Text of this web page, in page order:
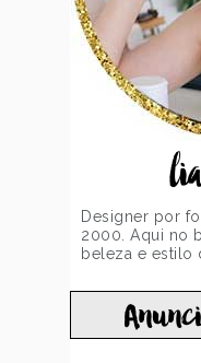
Designer por
2000. Aqui no
beleza e estilo